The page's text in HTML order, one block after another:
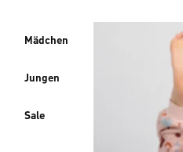
Mädchen
Jungen
Sale